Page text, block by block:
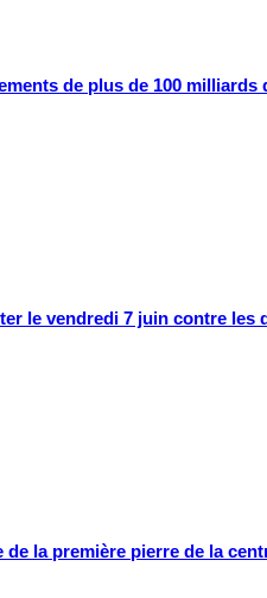
de plus de 100 milliards
le vendredi 7 juin contre les
la première pierre de la